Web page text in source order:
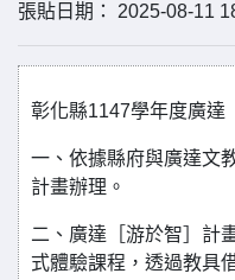
張貼日期： 2025-08-11
彰化縣1147學年度廣達
一、依據縣府與廣達文
計畫辦理。
二、廣達［游於智］計
式體驗課程，透過教具